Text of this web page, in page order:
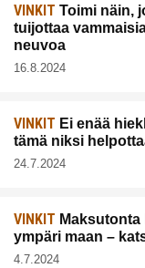
VINKIT Toimi näin,
tuijottaa
neuvoa
16.8.2024
VINKIT Ei enää
tämä niksi
24.7.2024
VINKIT
ympäri maan –
4.7.2024